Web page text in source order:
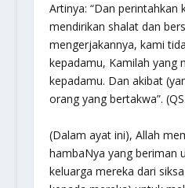
Artinya: “Dan perintahkan
mendirikan shalat dan
mengerjakannya, kami
kepadamu, Kamilah yang
kepadamu. Dan akibat
orang yang bertakwa”.
(Dalam ayat ini), Allah
hambaNya yang beriman
keluarga mereka dari